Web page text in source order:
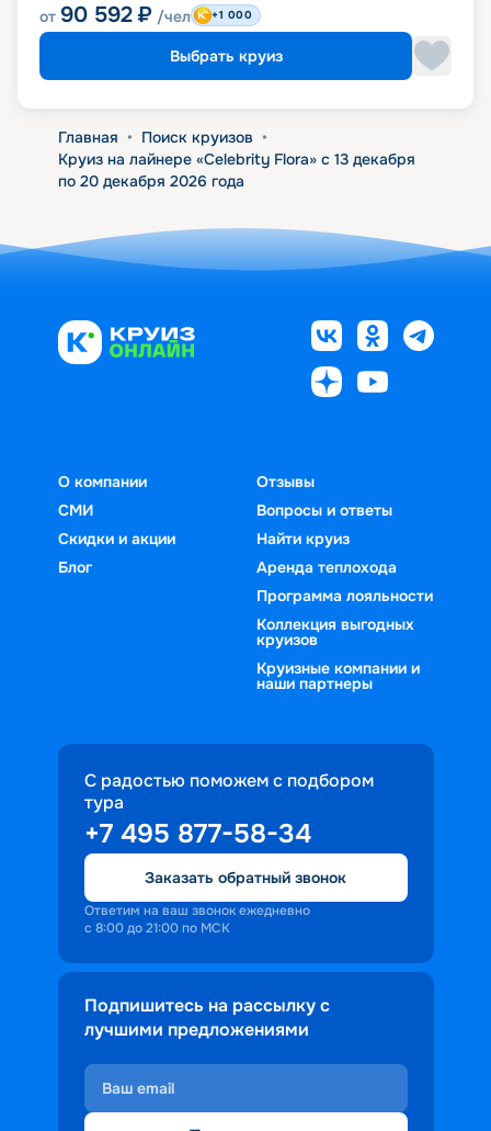
от 90 592 ₽ /чел +1 000
Выбрать круиз
Главная • Поиск круизов •
Круиз на лайнере «Celebrity Flora» с 13 декабря
по 20 декабря 2026 года
О компании
СМИ
Скидки и акции
Блог
Отзывы
Вопросы и ответы
Найти круиз
Аренда теплохода
Программа лояльности
Коллекция выгодных
круизов
Круизные компании и
наши партнеры
С радостью поможем с подбором
тура
+7 495 877-58-34
Заказать обратный звонок
Ответим на ваш звонок ежедневно
с 8:00 до 21:00 по МСК
Подпишитесь на рассылку с
лучшими предложениями